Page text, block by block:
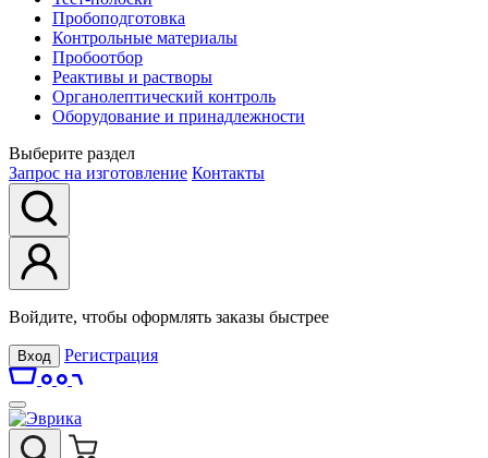
Пробоподготовка
Контрольные материалы
Пробоотбор
Реактивы и растворы
Органолептический контроль
Оборудование и принадлежности
Выберите раздел
Запрос на изготовление Контакты
Войдите, чтобы оформлять заказы быстрее
Вход Регистрация